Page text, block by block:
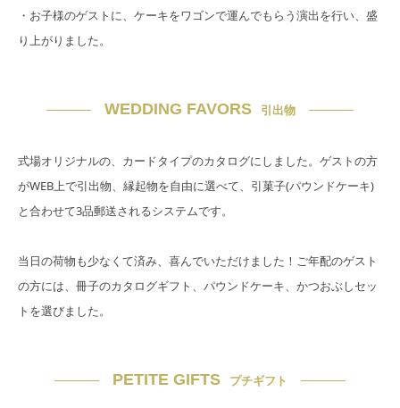
・お子様のゲストに、ケーキをワゴンで運んでもらう演出を行い、盛
り上がりました。
WEDDING FAVORS 引出物
式場オリジナルの、カードタイプのカタログにしました。ゲストの方
がWEB上で引出物、縁起物を自由に選べて、引菓子(パウンドケーキ)
と合わせて3品郵送されるシステムです。
当日の荷物も少なくて済み、喜んでいただけました！ご年配のゲスト
の方には、冊子のカタログギフト、パウンドケーキ、かつおぶしセッ
トを選びました。
PETITE GIFTS プチギフト